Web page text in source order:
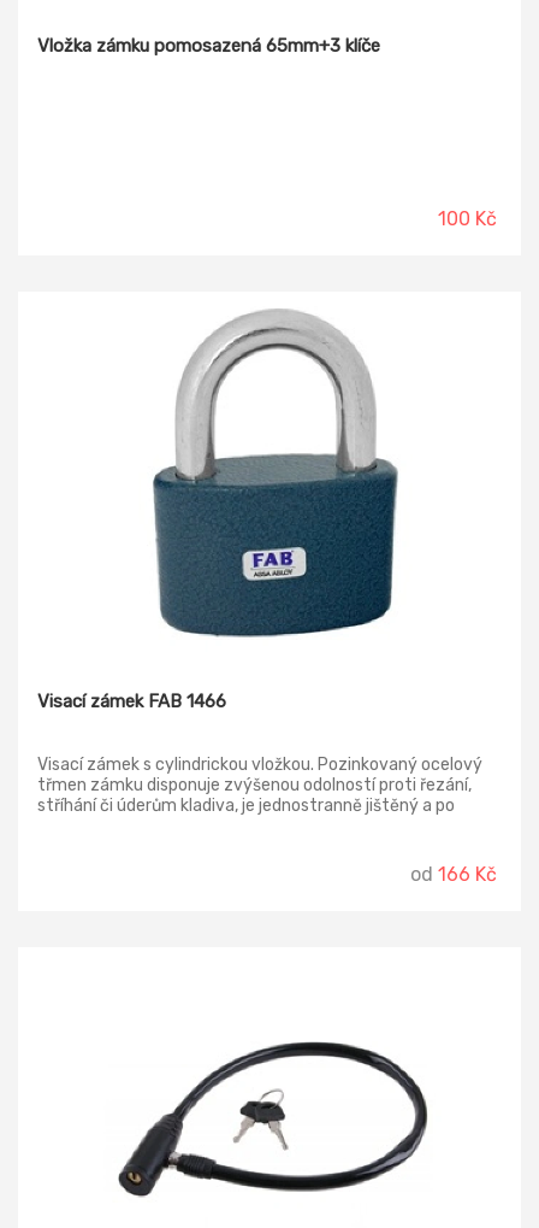
Vložka zámku pomosazená 65mm+3 klíče
100 Kč
Visací zámek FAB 1466
Visací zámek s cylindrickou vložkou. Pozinkovaný ocelový
třmen zámku disponuje zvýšenou odolností proti řezání,
stříhání či úderům kladiva, je jednostranně jištěný a po
Důraz je kladen na bezpečnost. Součástí dodávky jsou 3
od 166 Kč